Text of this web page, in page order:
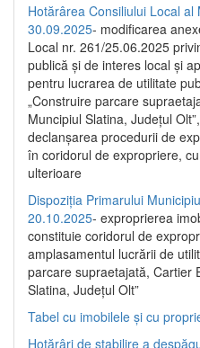
Hotărârea Consiliului Local
30.09.2025- modificarea
Local nr. 261/25.06.2025
publică şi de interes local şi
pentru lucrarea de utilitate
„Construire parcare
Muncipiul Slatina, Judeţul
declanşarea procedurii de
în coridorul de expropriere,
ulterioare
Dispoziția Primarului
20.10.2025- exproprierea
constituie coridorul de
amplasamentul lucrării de
parcare supraetajată, Cartier
Slatina, Județul Olt”
Tabel cu imobilele și cu
Hotărâri de stabilire a